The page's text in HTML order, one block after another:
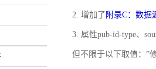
2. 增加了 附录C：数据
3. 属性pub-id-type、
但不限于以下取值：”